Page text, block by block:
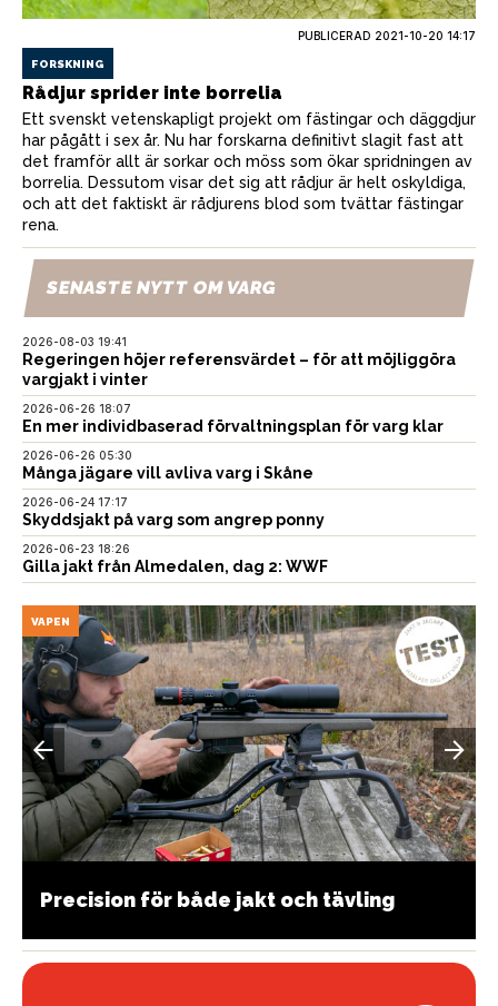
PUBLICERAD 2021-10-20 14:17
FORSKNING
Rådjur sprider inte borrelia
Ett svenskt vetenskapligt projekt om fästingar och däggdjur
har pågått i sex år. Nu har forskarna definitivt slagit fast att
det framför allt är sorkar och möss som ökar spridningen av
borrelia. Dessutom visar det sig att rådjur är helt oskyldiga,
och att det faktiskt är rådjurens blod som tvättar fästingar
rena.
SENASTE NYTT OM VARG
2026-08-03 19:41
Regeringen höjer referensvärdet – för att möjliggöra
vargjakt i vinter
2026-06-26 18:07
En mer individbaserad förvaltningsplan för varg klar
2026-06-26 05:30
Många jägare vill avliva varg i Skåne
2026-06-24 17:17
Skyddsjakt på varg som angrep ponny
2026-06-23 18:26
Gilla jakt från Almedalen, dag 2: WWF
VAPEN
Precision för både jakt och tävling